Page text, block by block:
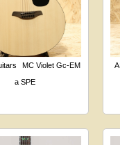
MC Violet Gc-EM
a SPE